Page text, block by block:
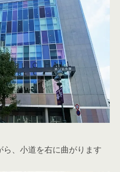
ら、小道を右に曲がります